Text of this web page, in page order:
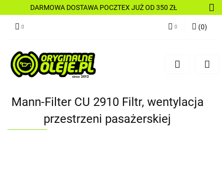
DARMOWA DOSTAWA POCZTEX JUŻ OD 350 ZŁ
Zarejestruj się
(0)
Mann-Filter CU 2910 Filtr, wentylacja
przestrzeni pasażerskiej